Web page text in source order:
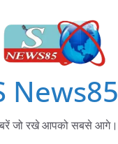
News85
जो रखे आपको सबसे आगे।